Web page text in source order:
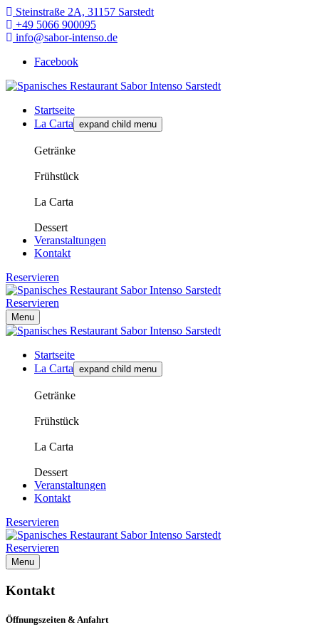
Steinstraße 2A, 31157 Sarstedt
+49 5066 900095
info@sabor-intenso.de
Facebook
Startseite
La Carta expand child menu
Getränke
Frühstück
La Carta
Dessert
Veranstaltungen
Kontakt
Reservieren
Reservieren
Menu
Startseite
La Carta expand child menu
Getränke
Frühstück
La Carta
Dessert
Veranstaltungen
Kontakt
Reservieren
Reservieren
Menu
Kontakt
Öffnungszeiten & Anfahrt